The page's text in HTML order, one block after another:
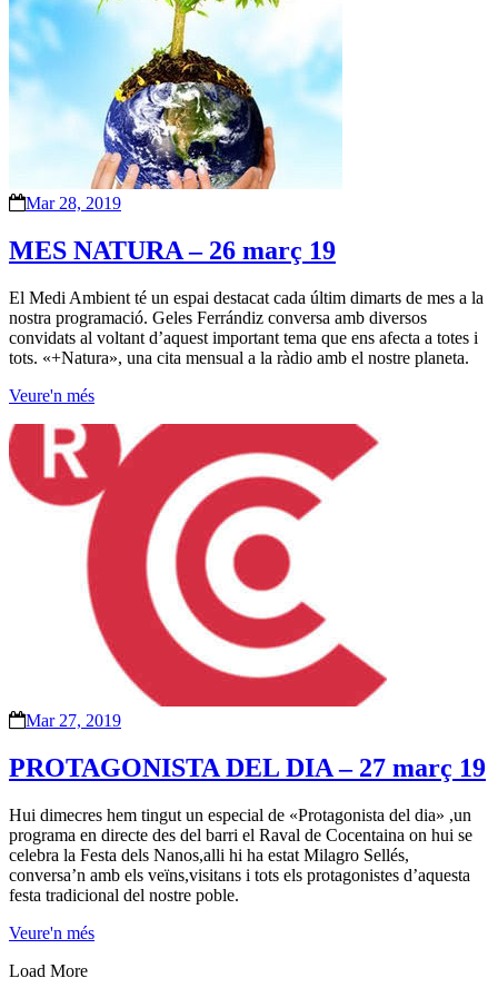
Mar 28, 2019
MES NATURA – 26 març 19
El Medi Ambient té un espai destacat cada últim dimarts de mes a la
nostra programació. Geles Ferrándiz conversa amb diversos
convidats al voltant d’aquest important tema que ens afecta a totes i
tots. «+Natura», una cita mensual a la ràdio amb el nostre planeta.
Veure'n més
Mar 27, 2019
PROTAGONISTA DEL DIA – 27 març 19
Hui dimecres hem tingut un especial de «Protagonista del dia» ,un
programa en directe des del barri el Raval de Cocentaina on hui se
celebra la Festa dels Nanos,alli hi ha estat Milagro Sellés,
conversa’n amb els veïns,visitans i tots els protagonistes d’aquesta
festa tradicional del nostre poble.
Veure'n més
Load More